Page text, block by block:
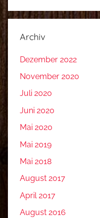
Archiv
Dezember 2022
November 2020
Juli 2020
Juni 2020
Mai 2020
Mai 2019
Mai 2018
August 2017
April 2017
August 2016